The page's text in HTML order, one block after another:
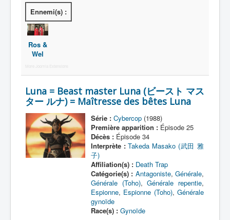
Ennemi(s) :
Ros &
Wel
More Joomla Extensions
Luna = Beast master Luna (ビースト マス
ター ルナ) = Maîtresse des bêtes Luna
Série : Cybercop(1988)
Première apparition :Épisode 25
Décès :Épisode 34
Interprète : Takeda Masako (武田 雅
子)
Affiliation(s) : Death Trap
Catégorie(s) : Antagoniste,Générale,
Générale (Toho),Générale repentie,
Espionne, Espionne (Toho),Générale
gynoïde
Race(s) : Gynoïde